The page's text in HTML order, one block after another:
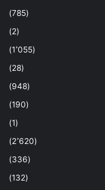
(785)
(2)
(1٬055)
(28)
(948)
(190)
(1)
(2٬620)
(336)
(132)